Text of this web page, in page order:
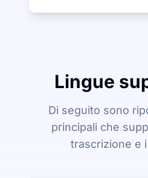
Lingue
Di seguito sono
principali che
trascrizione e